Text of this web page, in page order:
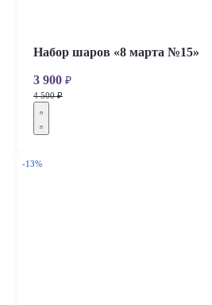
Набор шаров «8 марта №15»
3 900 ₽
4 500 ₽
-13%